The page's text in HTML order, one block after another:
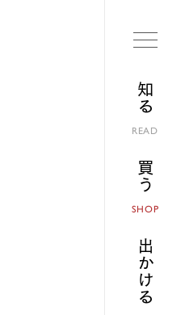
知る
READ
買う
SHOP
出かける